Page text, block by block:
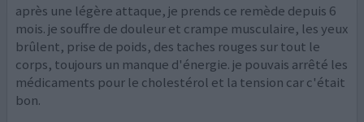
après une légère attaque, je prends ce remède depuis 6
mois. je souffre de douleur et crampe musculaire, les yeux
brûlent, prise de poids, des taches rouges sur tout le
corps, toujours un manque d'énergie. je pouvais arrêté les
médicaments pour le cholestérol et la tension car c'était
bon.